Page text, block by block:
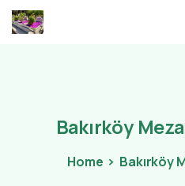
Bakırköy
Home Bakırköy